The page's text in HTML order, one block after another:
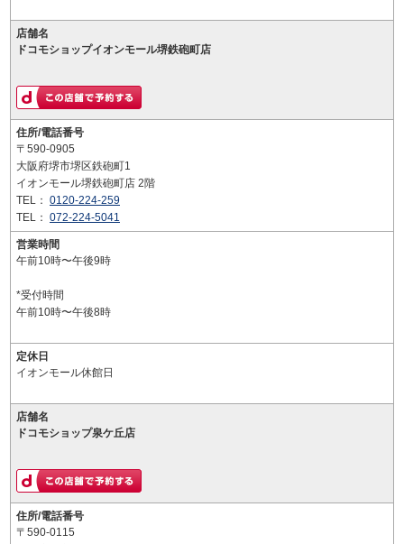
店舗名
ドコモショップイオンモール堺鉄砲町店
住所/電話番号
〒590-0905
大阪府堺市堺区鉄砲町1
イオンモール堺鉄砲町店 2階
TEL： 0120-224-259
TEL： 072-224-5041
営業時間
午前10時〜午後9時
*受付時間
午前10時〜午後8時
定休日
イオンモール休館日
店舗名
ドコモショップ泉ケ丘店
住所/電話番号
〒590-0115